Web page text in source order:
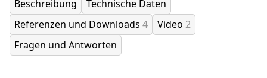
Beschreibung
Technische Daten
Referenzen und Downloads 4 Video 2
Fragen und Antworten